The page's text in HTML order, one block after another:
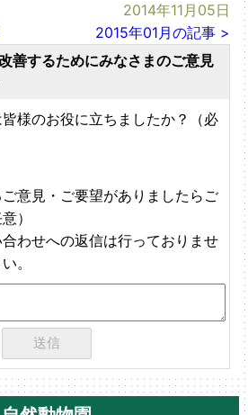
2014年11月05日
2015年01月の記事 >
善するためにみなさまのご意見
様のお役に立ちましたか？（必
意見・ご要望がありましたらご
）
わせへの返信は行っておりませ
。